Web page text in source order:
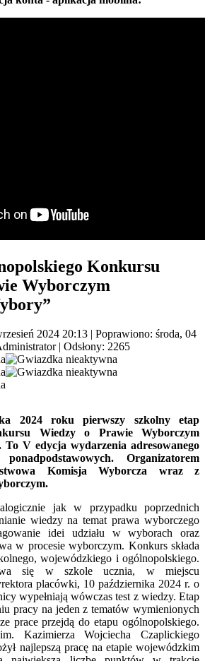
Konkursu
Wyborczym
2024 20:13 | Poprawiono: środa, 04
| Odsłony: 2265
2024 roku pierwszy szkolny etap
Wiedzy o Prawie Wyborczym
To V edycja wydarzenia adresowanego
Organizatorem
Komisja Wyborcza wraz z
jak w przypadku poprzednich
wiedzy na temat prawa wyborczego
idei udziału w wyborach oraz
w procesie wyborczym. Konkurs składa
wojewódzkiego i ogólnopolskiego.
się w szkole ucznia, w miejscu
placówki, 10 października 2024 r. o
wypełniają wówczas test z wiedzy. Etap
pracy na jeden z tematów wymienionych
prace przejdą do etapu ogólnopolskiego.
Kazimierza Wojciecha Czaplickiego
najlepszą pracę na etapie wojewódzkim